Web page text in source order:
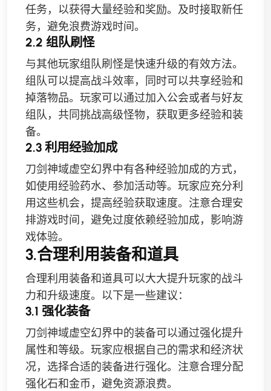
任务，以获得大量经验和奖励。及时接取新任
务，避免浪费游戏时间。
2.2 组队刷怪
与其他玩家组队刷怪是快速升级的有效方法。
组队可以提高战斗效率，同时可以共享经验和
掉落物品。玩家可以通过加入公会或者与好友
组队，共同挑战高级怪物，获取更多经验和装
备。
2.3 利用经验加成
刀剑神域虚空幻界中有各种经验加成的方式，
如使用经验药水、参加活动等。玩家应充分利
用这些机会，提高经验获取速度。注意合理安
排游戏时间，避免过度依赖经验加成，影响游
戏体验。
3.合理利用装备和道具
合理利用装备和道具可以大大提升玩家的战斗
力和升级速度。以下是一些建议：
3.1 强化装备
刀剑神域虚空幻界中的装备可以通过强化提升
属性和等级。玩家应根据自己的需求和经济状
况，选择合适的装备进行强化。注意合理分配
强化石和金币，避免资源浪费。